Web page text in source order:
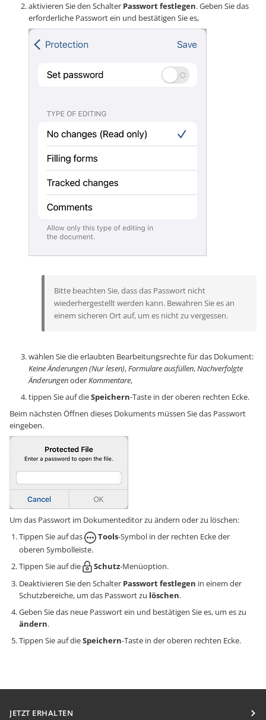
aktivieren Sie den Schalter Passwort festlegen. Geben Sie das
erforderliche Passwort ein und bestätigen Sie es,
Bitte beachten Sie, dass das Passwort nicht
wiederhergestellt werden kann. Bewahren Sie es an
einem sicheren Ort auf, um es nicht zu vergessen.
wählen Sie die erlaubten Bearbeitungsrechte für das Dokument:
Keine Änderungen (Nur lesen),Formulare ausfüllen,Nachverfolgte
ÄnderungenoderKommentare,
tippen Sie auf dieSpeichern-Taste in der oberen rechten Ecke.
Beim nächsten Öffnen dieses Dokuments müssen Sie das Passwort
eingeben.
Um das Passwort im Dokumenteditor zu ändern oder zu löschen:
Tippen Sie auf das
Tools-Symbol in der rechten Ecke der
oberen Symbolleiste.
Tippen Sie auf die
Schutz-Menüoption.
Deaktivieren Sie den Schalter Passwort festlegen in einem der
Schutzbereiche, um das Passwort zu löschen.
Geben Sie das neue Passwort ein und bestätigen Sie es, um es zu
ändern.
Tippen Sie auf dieSpeichern-Taste in der oberen rechten Ecke.
JETZT ERHALTEN